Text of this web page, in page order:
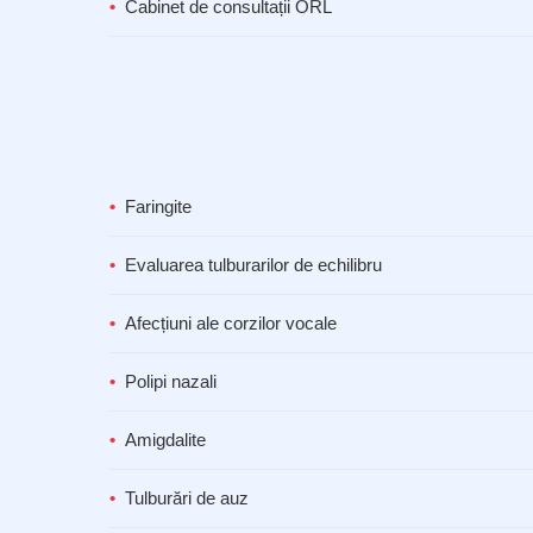
Cabinet de consultații ORL
Faringite
Evaluarea tulburarilor de echilibru
Afecțiuni ale corzilor vocale
Polipi nazali
Amigdalite
Tulburări de auz